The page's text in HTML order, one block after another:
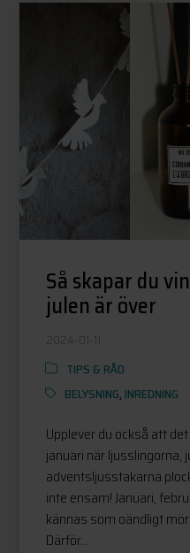
Så skapar du
julen är över
2024-01-11
TIPS & RÅD
BELYSNING, INREDNING
Upplever du också att
januari när ljusslingorna,
adventsljusstakarna
inte ensam! Januari,
kännas som oändligt
Därför...